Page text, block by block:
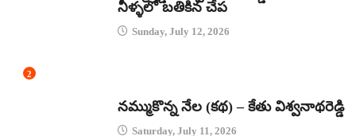
నీళ్ళలో బతికిన చేప
Sunday, July 12, 2026
2
నమ్ముకొన్న నేల (కథ) – కేతు విశ్వనాథరెడ్డి
Saturday, July 11, 2026